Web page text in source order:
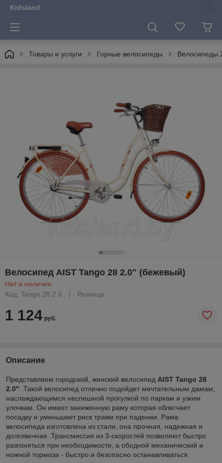
Kidsland
Товары и услуги Горные велосипеды Велосипеды
Велосипед AIST Tango 28 2.0" (бежевый)
Нет в наличии
Код: Tango 28 2.0
Розница
1 124 руб.
Описание
Представляем городской, женский велосипед AIST Tango 28
2.0" . Такой велосипед отлично подойдет мечтательным дамам,
наслаждающимся неспешной прогулкой по паркам и узким
улочкам. Он имеет заниженную раму которая облегчает
посадку и уменьшает риск травм при падении. Рама
велосипеда изготовлена из стали, она прочная, надежная и
долговечная .Трансмиссия из 3-скоростей позволяют быстро
разгоняться при необходимости, а ободной механический и
ножной тормоза - быстро и безопасно останавливаться.